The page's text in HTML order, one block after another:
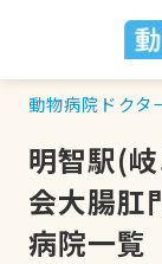
動物病院ドクタ
明智駅(
会大腸肛
病院一覧